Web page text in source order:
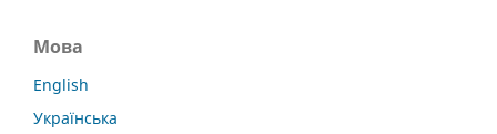
Мова
English
Українська